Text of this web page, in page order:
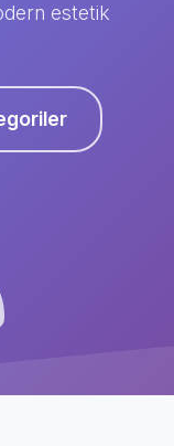
estetik